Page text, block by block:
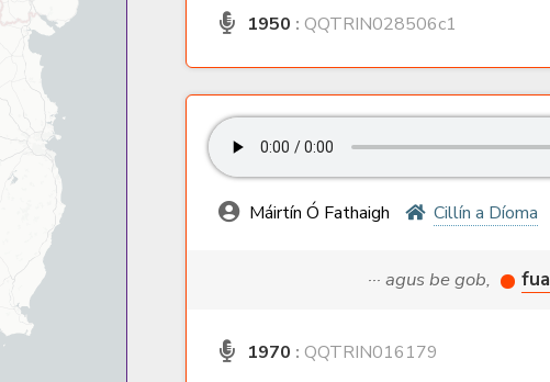
1950 : QQTRIN028506c1
Máirtín Ó Fathaigh Cillín a Díoma
··· agus be gob, fua
1970 : QQTRIN016179